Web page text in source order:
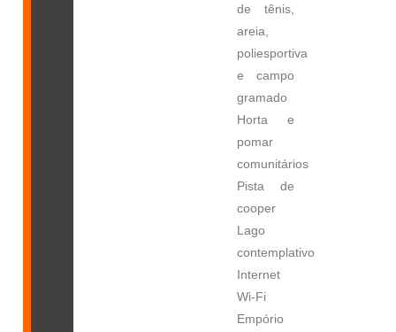
de tênis,
areia,
poliesportiva
e campo
gramado
Horta e
pomar
comunitários
Pista de
cooper
Lago
contemplativo
Internet
Wi-Fi
Empório